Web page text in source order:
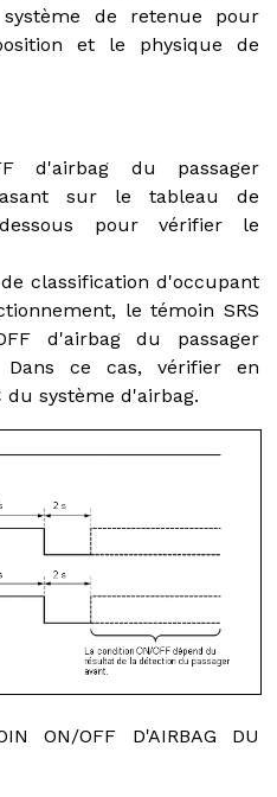
de retenue pour
et le physique de
d'airbag du passager
sur le tableau de
dessous pour vérifier le
classification d'occupant
le témoin SRS
d'airbag du passager
Dans ce cas, vérifier en
système d'airbag.
ON/OFF D'AIRBAG DU